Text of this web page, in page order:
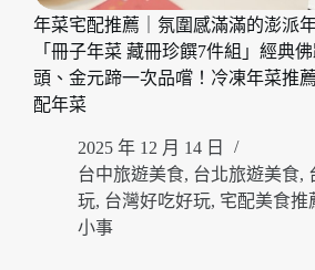
盒」
不
僅
包
裝
看、
內
容
物
更
年菜宅配推薦｜氛圍感滿滿的澎派
「冊子年菜 藏冊珍饌7件組」經典
頭、金元蹄一次品嚐！冷凍年菜推
配年菜
2025 年 12 月 14 日
台中旅遊美食, 台北旅遊美食,
玩, 台灣好吃好玩, 宅配美食推
小事